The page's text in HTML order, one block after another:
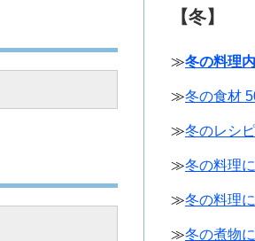
【冬】
≫冬の料理
≫冬の食材
≫冬のレシ
≫冬の料理
≫冬の料理
≫冬の煮物